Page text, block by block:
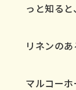
っと知ると
リネンの
マルコー